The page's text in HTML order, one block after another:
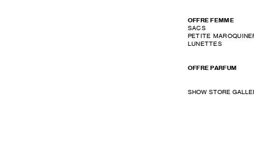
OFFRE FEMME
SACS
PETITE
LUNETTES
OFFRE PARFUM
SHOW STORE